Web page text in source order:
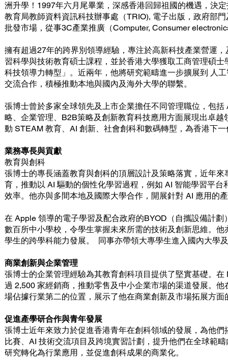
洲升學！1997年六月尾畢業，深感香港回歸祖國的機遇，決
教育局教師資料資訊科技辦事處（TRIO), 電子出版，政府部
批發市場，從事3C產業推廣（Computer, Consumer
擁有超過27年的跨界別領導經驗，專注於高新科技產業營運
習科學與技術教育碩士課程，並於香港大學獲取工商管理碩
科技領導力轉型」。近兩年，他將研究範疇進一步擴展到 人
交流合作，積極推動本地與國內及海外大學的聯繫。
張博士曾於多家全球領先及上市企業擔任不同管理職位，包
略、企業管理、B2B策略及創新教育科技應用方面展現出卓
動 STEAM 教育、AI 創新、社會創科和數碼轉型，為香港下
業務專長與貢獻
教育與創科
張博士的專長涵蓋教育與創科的頂層設計及策略落實，近年
育，推動以 AI 驅動的個性化學習過程，例如 AI 智能學習平
效率。他亦與多間本地及國際大學合作，開展針對 AI 應用
在 Apple 領導的電子學習及配合政府的BYOD（自攜設備計
數百所中小學校，令學生掌握未來所需的技術及創新思維。
學生的跨學科能力發展。 同事亦帶領大專學生進入國內大學
商業創新與企業管理
張博士的企業管理經驗為其教育創科項目提供了堅實基礎。
過 2,500 家經銷商，推動零售及中小企業市場的渠道發展。
場佔據行業第二的位置，展示了他在商業創新及市場拓展方
促進產學研合作與青年發展
張博士近年來致力於促進香港青年在創科領域的發展，為他
比賽、AI 技術交流項目及跨境實習計劃，提升他們在全球範
研究轉化為行業應用，並促進創科成果的商業化。